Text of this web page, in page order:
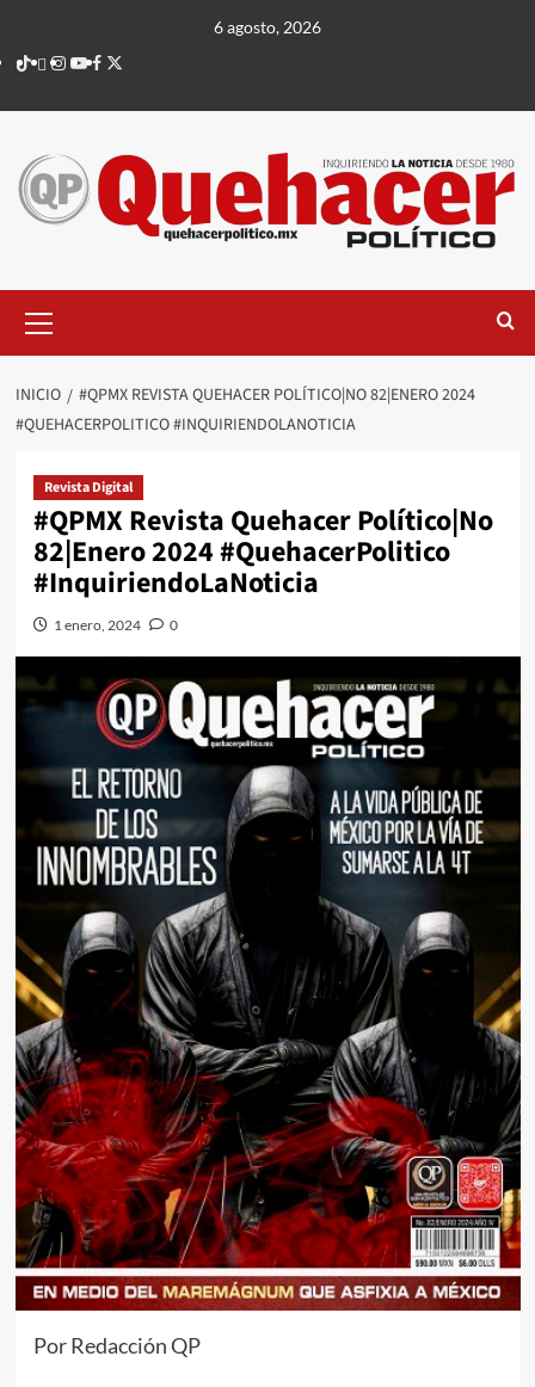
contenido
6 agosto, 2026
TikTok
threads
Instagram
Youtube
Facebook
X
principal
INICIO
#QPMX REVISTA QUEHACER POLÍTICO|NO 82|ENERO 2024
#QUEHACERPOLITICO #INQUIRIENDOLANOTICIA
Revista Digital
#QPMX Revista Quehacer Político|No
82|Enero 2024 #QuehacerPolitico
#InquiriendoLaNoticia
1 enero, 2024 0
Por Redacción QP